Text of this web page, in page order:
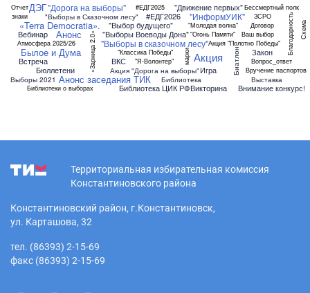
#ЕДГ2025
#ЕДГ2026
"Выбор будущего"
"Выборы Воеводы Дона"
"Выборы в Сказочном лесу"
"Выборы в сказочном лесу"
"Движение первых"
"Дорога на выборы"
"ИнформУИК"
"Классика Победы"
"Молодая волна"
"Огонь Памяти"
"Я-Волонтер"
«Terra Democratia».
«Зарница 2.0» Акция
Акция "Дорога на выборы"
Акция "Полотно Победы"
Анонс
Анонс заседания ТИК
Атмосфера 2025/26
Бессмертный полк
Биатлон
Библиотека
Библиотека ЦИК РФ
Библиотеки о выборах
Благодарность
Былое и Дума
Бюллетени
ВКС
Ваш выбор
Вебинар
Викторина Внимание конкурс!
Вопрос_ответ
Вручение паспортов
Встреча
Выборы 2021 Выставка
ДЭГ
Договор
ЗСРО
Закон
Игра
Отчет
Схема
знаки
марки
Территориальная избирательная комиссия
Константиновского района
Константиновский район, г.Константиновск,
ул. Карташова, 32
тел. (86393) 2-15-69
факс (86393) 2-15-69